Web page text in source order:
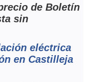
de Boletín
sin
eléctrica
en Castilleja